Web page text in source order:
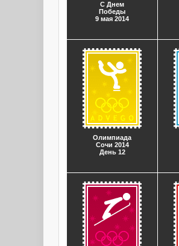
С Днем
Победы
9 мая 2014
Олимпиада
Сочи 2014
День 12